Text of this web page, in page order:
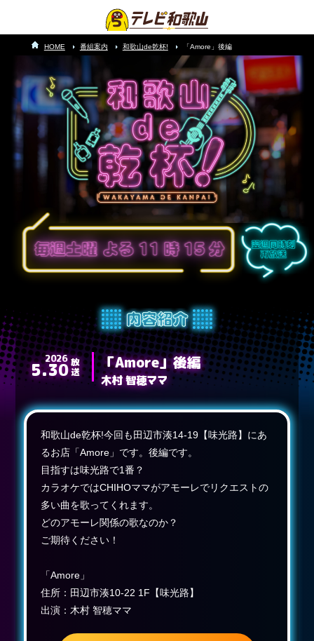
HOME 番組案内 和歌山de乾杯! 「Amore」後編
2026
5.30放送 「Amore」後編
木村 智穂ママ
和歌山de乾杯!今回も田辺市湊14-19【味光路】にあ
るお店「Amore」です。後編です。
目指すは味光路で1番？
カラオケではCHIHOママがアモーレでリクエストの
多い曲を歌ってくれます。
どのアモーレ関係の歌なのか？
ご期待ください！
「Amore」
住所：田辺市湊10-22 1F【味光路】
出演：木村 智穂ママ